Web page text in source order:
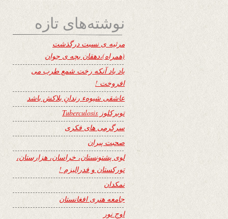
نوشته‌های تازه
مرثیه ی نسبت درگذشت
(همراه)،دهقان بچه ی جوان
یاد باد آنکه رخت شمع طرب می
افروخت !
عاشقی شیوهء رندانِ بلاکش باشد
توبرکلوز Tuberculosis
سرگرمی های فکری
صحبت پیران
لوی پشتونستان، خراسان، هزارستان،
تورکستان و فدرالیزم !
نمکدان
جامعه هنری افغانستان
اوجِ نور